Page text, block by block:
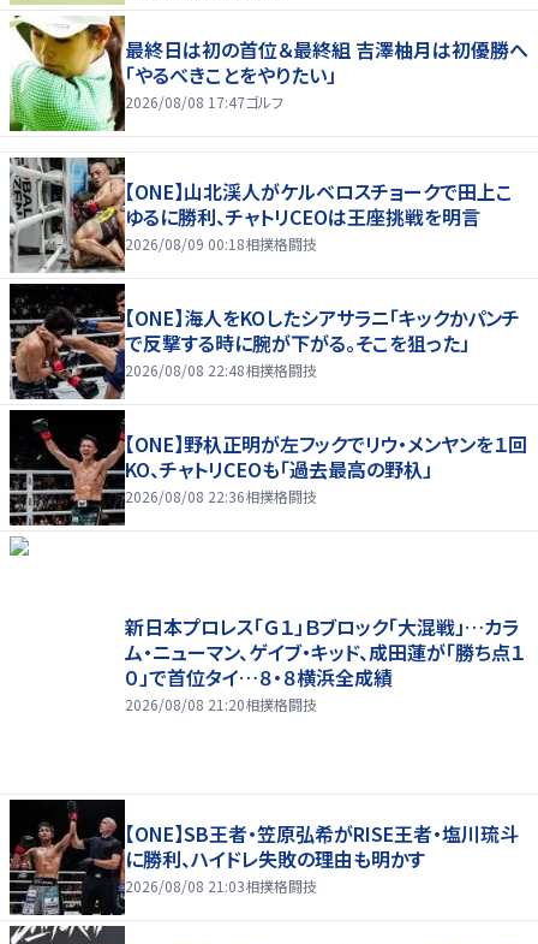
最終日は初の首位＆最終組 吉澤柚月は初優勝へ
「やるべきことをやりたい」
2026/08/08 17:47ゴルフ
【ONE】山北渓人がケルベロスチョークで田上こ
ゆるに勝利、チャトリCEOは王座挑戦を明言
2026/08/09 00:18相撲格闘技
【ONE】海人をKOしたシアサラニ「キックかパンチ
で反撃する時に腕が下がる。そこを狙った」
2026/08/08 22:48相撲格闘技
【ONE】野杁正明が左フックでリウ・メンヤンを１回
KO、チャトリCEOも「過去最高の野杁」
2026/08/08 22:36相撲格闘技
新日本プロレス「Ｇ１」Ｂブロック「大混戦」…カラ
ム・ニューマン、ゲイブ・キッド、成田蓮が「勝ち点１
０」で首位タイ…８・８横浜全成績
2026/08/08 21:20相撲格闘技
【ONE】SB王者・笠原弘希がRISE王者・塩川琉斗
に勝利、ハイドレ失敗の理由も明かす
2026/08/08 21:03相撲格闘技